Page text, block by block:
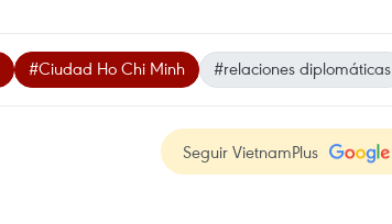
#Ciudad Ho Chi Minh #relaciones diplomáticas
Seguir VietnamPlus